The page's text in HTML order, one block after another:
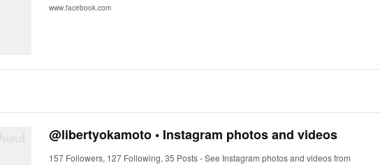
www.facebook.com
@libertyokamoto • Instagram photos and videos
157 Followers, 127 Following, 35 Posts - See Instagram photos and videos from